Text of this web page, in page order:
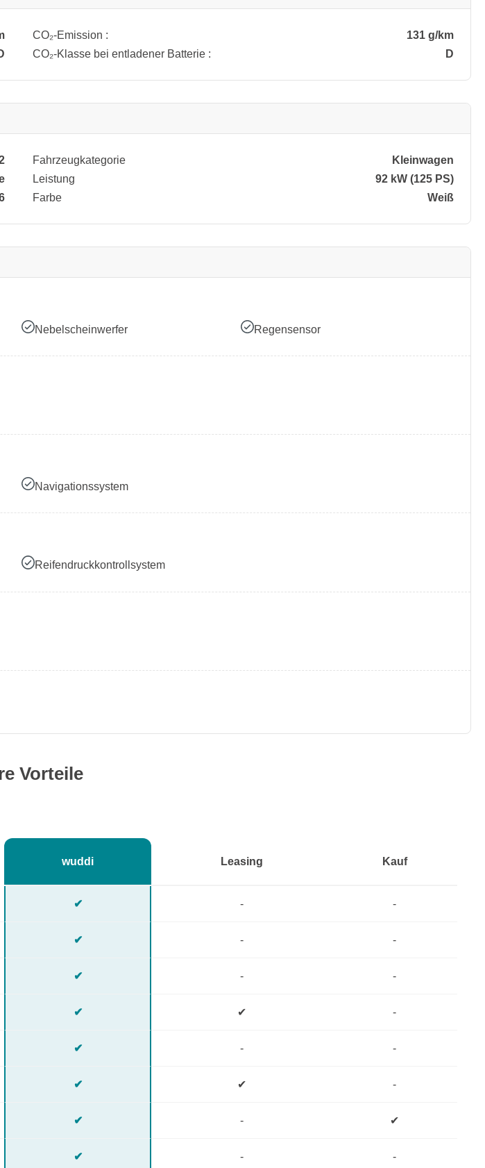
CO₂-Emission :
131 g/km
CO₂-Klasse bei entladener Batterie : D
Fahrzeugkategorie
Kleinwagen
Leistung
92 kW (125 PS)
Farbe
Weiß
Nebelscheinwerfer Regensensor
Navigationssystem
Reifendruckkontrollsystem
Vorteile
wuddi Leasing Kauf
✔ - -
✔ - -
✔ - -
✔ ✔ -
✔ - -
✔ ✔ -
✔ - ✔
✔ - -